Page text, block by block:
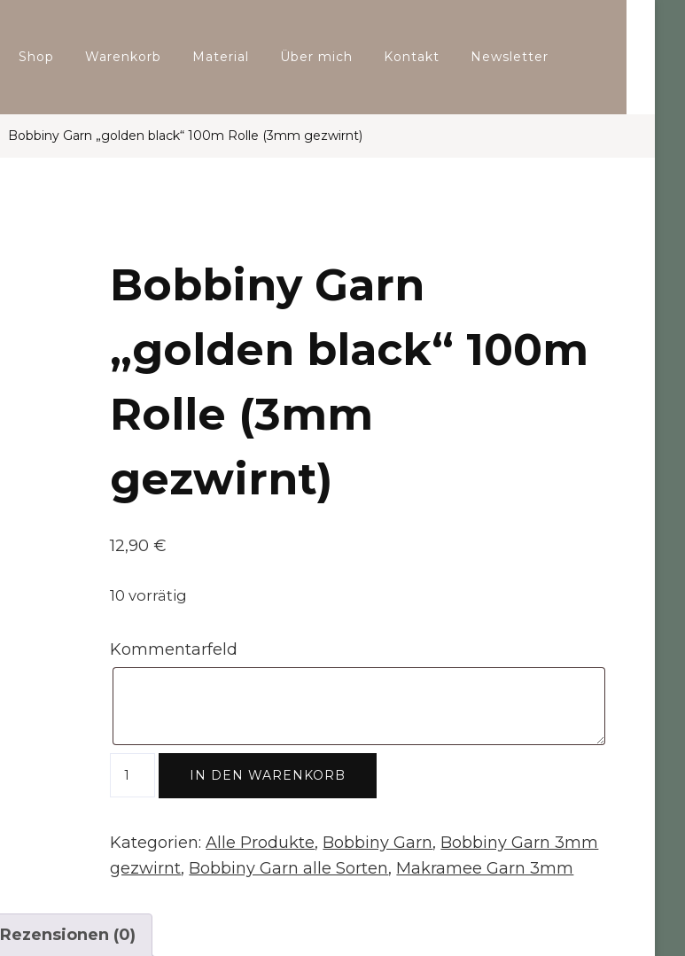
Shop Warenkorb Material Über mich Kontakt Newsletter
Bobbiny Garn „golden black“ 100m Rolle (3mm gezwirnt)
Bobbiny Garn
„golden black“ 100m
Rolle (3mm
gezwirnt)
12,90€
10 vorrätig
Kommentarfeld
black"
100m
(3mm
gezwirnt)
IN DEN WARENKORB
Kategorien:Alle Produkte, Bobbiny Garn, Bobbiny Garn 3mm
gezwirnt, Bobbiny Garn alle Sorten, Makramee Garn 3mm
Rezensionen (0)